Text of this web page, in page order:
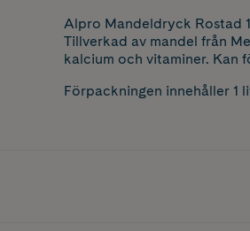
Alpro Mandeldryck Rostad
Tillverkad av mandel från
kalcium och vitaminer. Kan
Förpackningen innehåller 1